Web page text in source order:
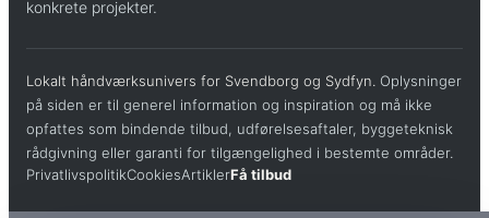
konkrete projekter.
Lokalt håndværksunivers for Svendborg og Sydfyn. Oplysninger
på siden er til generel information og inspiration og må ikke
opfattes som bindende tilbud, udførelsesaftaler, byggeteknisk
rådgivning eller garanti for tilgængelighed i bestemte områder.
PrivatlivspolitikCookiesArtiklerFå tilbud